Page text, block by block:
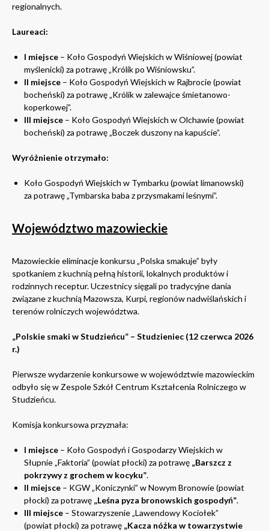
regionalnych.
Laureaci:
I miejsce – Koło Gospodyń Wiejskich w Wiśniowej (powiat
myślenicki) za potrawę „Królik po Wiśniowsku”.
II miejsce – Koło Gospodyń Wiejskich w Rajbrocie (powiat
bocheński) za potrawę „Królik w zalewajce śmietanowo-
koperkowej”.
III miejsce – Koło Gospodyń Wiejskich w Olchawie (powiat
bocheński) za potrawę „Boczek duszony na kapuście”.
Wyróżnienie otrzymało:
Koło Gospodyń Wiejskich w Tymbarku (powiat limanowski)
za potrawę „Tymbarska baba z przysmakami leśnymi”.
Województwo mazowieckie
Mazowieckie eliminacje konkursu „Polska smakuje” były
spotkaniem z kuchnią pełną historii, lokalnych produktów i
rodzinnych receptur. Uczestnicy sięgali po tradycyjne dania
związane z kuchnią Mazowsza, Kurpi, regionów nadwiślańskich i
terenów rolniczych województwa.
„Polskie smaki w Studzieńcu” – Studzieniec (12 czerwca 2026
r.)
Pierwsze wydarzenie konkursowe w województwie mazowieckim
odbyło się w Zespole Szkół Centrum Kształcenia Rolniczego w
Studzieńcu.
Komisja konkursowa przyznała:
I miejsce – Koło Gospodyń i Gospodarzy Wiejskich w
Słupnie „Faktoria” (powiat płocki) za potrawę „Barszcz z
pokrzywy z grochem w kocyku”.
II miejsce – KGW „Koniczynki” w Nowym Bronowie (powiat
płocki) za potrawę „Leśna pyza bronowskich gospodyń”.
III miejsce – Stowarzyszenie „Lawendowy Kociołek”
(powiat płocki) za potrawę „Kacza nóżka w towarzystwie